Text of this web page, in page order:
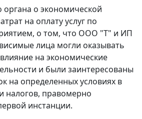
о экономической
на оплату услуг по
о том, что ООО "Т" и ИП
лица могли оказывать
на экономические
и были заинтересованы
на определенных условиях в
налогов, правомерно
инстанции.